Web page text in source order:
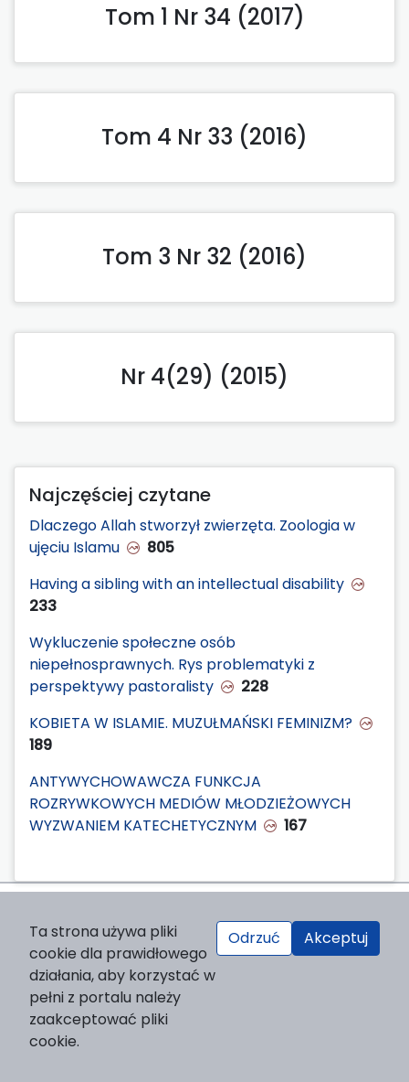
Tom 1 Nr 34 (2017)
Tom 4 Nr 33 (2016)
Tom 3 Nr 32 (2016)
Nr 4(29) (2015)
Najczęściej czytane
Dlaczego Allah stworzył zwierzęta. Zoologia w
ujęciu Islamu
805
Having a sibling with an intellectual disability
233
Wykluczenie społeczne osób
niepełnosprawnych. Rys problematyki z
perspektywy pastoralisty
228
KOBIETA W ISLAMIE. MUZUŁMAŃSKI FEMINIZM?
189
ANTYWYCHOWAWCZA FUNKCJA
ROZRYWKOWYCH MEDIÓW MŁODZIEŻOWYCH
WYZWANIEM KATECHETYCZNYM
167
Wydawca
Wydawnictwo Naukowe UKSW
ul. Dewajtis 5, domek nr 2
01-815 Warszawa
Strona WWW Wydawnictwa
e-mail:wydawnictwo@uksw.edu.pl
Ta strona używa pliki
cookie dla prawidłowego
działania, aby korzystać w
pełni z portalu należy
zaakceptować pliki
cookie.
Odrzuć Akceptuj